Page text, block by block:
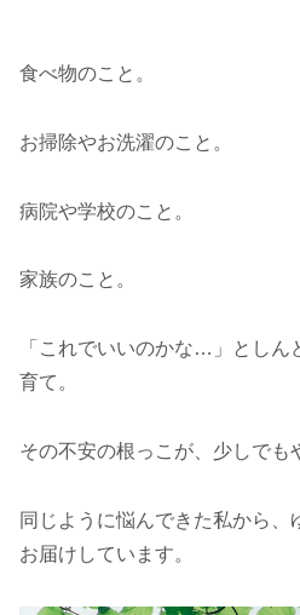
食べ物のこと。
お掃除やお洗濯のこと。
病院や学校のこと。
家族のこと。
「これでいいのかな…」としん
育て。
その不安の根っこが、少しでも
同じように悩んできた私から、
お届けしています。